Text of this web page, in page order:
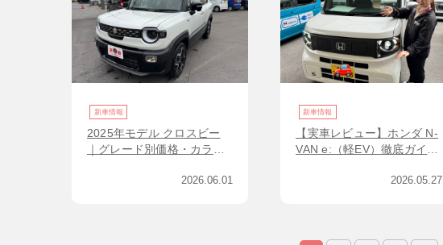
新車情報
2025年モデル クロスビー
｜グレード別価格・カラー
2026.06.01
新車情報
【実車レビュー】ホンダ N-
VAN e:（軽EV）徹底ガイド
離・オーナーレビュー2026.05.27